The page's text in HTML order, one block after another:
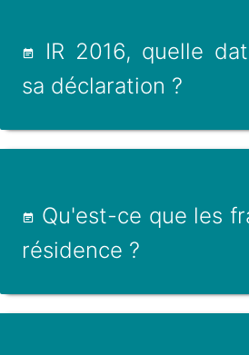
IR 2016, quelle
sa déclaration ?
Qu'est-ce que les
résidence ?